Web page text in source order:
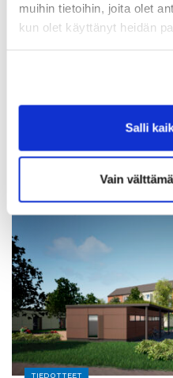
muihin tietoihin, joita olet
kun olet käyttänyt heidän
Salli
Vain
Kuivasjärvelle
rivitaloasuntoja – Haku
3 Elokuun
TIEDOTTEET